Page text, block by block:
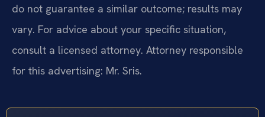
do not guarantee a similar outcome; results may
vary. For advice about your specific situation,
consult a licensed attorney. Attorney responsible
for this advertising: Mr. Sris.